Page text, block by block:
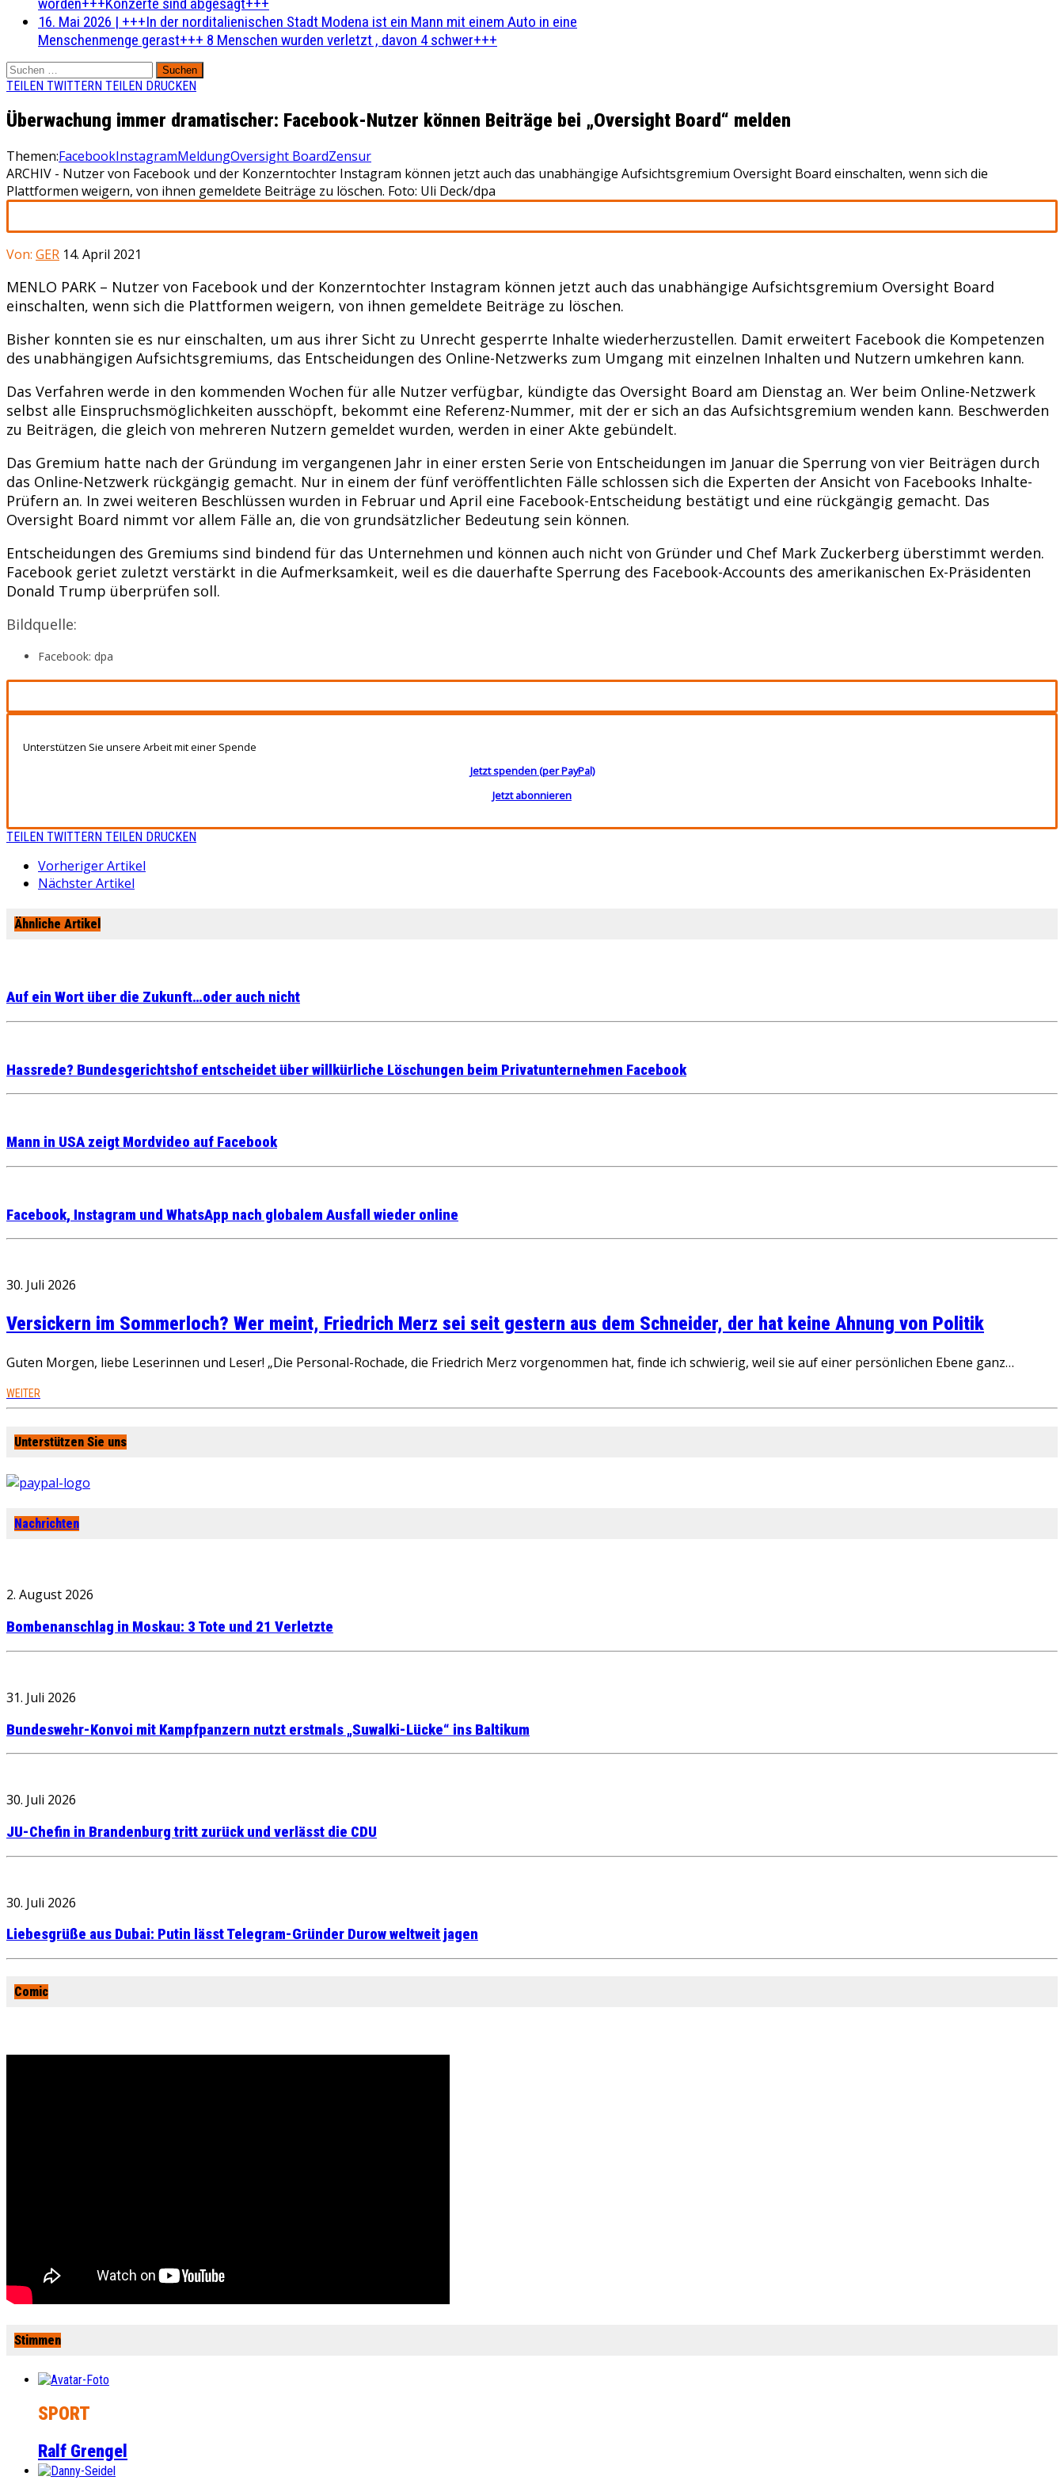
16. Mai 2026 | +++In der norditalienischen Stadt Modena ist ein Mann mit einem Auto in eine
Menschenmenge gerast+++ 8 Menschen wurden verletzt , davon 4 schwer+++
Suchen
nach:
TEILEN TWITTERN TEILEN DRUCKEN
Überwachung immer dramatischer: Facebook-Nutzer können Beiträge bei „Oversight Board“ melden
Themen:FacebookInstagramMeldungOversight BoardZensur
ARCHIV - Nutzer von Facebook und der Konzerntochter Instagram können jetzt auch das unabhängige Aufsichtsgremium Oversight Board einschalten, wenn sich die
Plattformen weigern, von ihnen gemeldete Beiträge zu löschen. Foto: Uli Deck/dpa
Von: GER 14. April 2021
MENLO PARK – Nutzer von Facebook und der Konzerntochter Instagram können jetzt auch das unabhängige Aufsichtsgremium Oversight Board
einschalten, wenn sich die Plattformen weigern, von ihnen gemeldete Beiträge zu löschen.
Bisher konnten sie es nur einschalten, um aus ihrer Sicht zu Unrecht gesperrte Inhalte wiederherzustellen. Damit erweitert Facebook die Kompetenzen
des unabhängigen Aufsichtsgremiums, das Entscheidungen des Online-Netzwerks zum Umgang mit einzelnen Inhalten und Nutzern umkehren kann.
Das Verfahren werde in den kommenden Wochen für alle Nutzer verfügbar, kündigte das Oversight Board am Dienstag an. Wer beim Online-Netzwerk
selbst alle Einspruchsmöglichkeiten ausschöpft, bekommt eine Referenz-Nummer, mit der er sich an das Aufsichtsgremium wenden kann. Beschwerden
zu Beiträgen, die gleich von mehreren Nutzern gemeldet wurden, werden in einer Akte gebündelt.
Das Gremium hatte nach der Gründung im vergangenen Jahr in einer ersten Serie von Entscheidungen im Januar die Sperrung von vier Beiträgen durch
das Online-Netzwerk rückgängig gemacht. Nur in einem der fünf veröffentlichten Fälle schlossen sich die Experten der Ansicht von Facebooks Inhalte-
Prüfern an. In zwei weiteren Beschlüssen wurden in Februar und April eine Facebook-Entscheidung bestätigt und eine rückgängig gemacht. Das
Oversight Board nimmt vor allem Fälle an, die von grundsätzlicher Bedeutung sein können.
Entscheidungen des Gremiums sind bindend für das Unternehmen und können auch nicht von Gründer und Chef Mark Zuckerberg überstimmt werden.
Facebook geriet zuletzt verstärkt in die Aufmerksamkeit, weil es die dauerhafte Sperrung des Facebook-Accounts des amerikanischen Ex-Präsidenten
Donald Trump überprüfen soll.
Bildquelle:
Facebook: dpa
Unterstützen Sie unsere Arbeit mit einer Spende
Jetzt spenden (per PayPal)
Jetzt abonnieren
TEILEN TWITTERN TEILEN DRUCKEN
Vorheriger Artikel
Nächster Artikel
Ähnliche Artikel
Auf ein Wort über die Zukunft…oder auch nicht
Hassrede? Bundesgerichtshof entscheidet über willkürliche Löschungen beim Privatunternehmen Facebook
Mann in USA zeigt Mordvideo auf Facebook
Facebook, Instagram und WhatsApp nach globalem Ausfall wieder online
30. Juli 2026
Versickern im Sommerloch? Wer meint, Friedrich Merz sei seit gestern aus dem Schneider, der hat keine Ahnung von Politik
Guten Morgen, liebe Leserinnen und Leser! „Die Personal-Rochade, die Friedrich Merz vorgenommen hat, finde ich schwierig, weil sie auf einer persönlichen Ebene ganz…
WEITER
Unterstützen Sie uns
Nachrichten
2. August 2026
Bombenanschlag in Moskau: 3 Tote und 21 Verletzte
31. Juli 2026
Bundeswehr-Konvoi mit Kampfpanzern nutzt erstmals „Suwalki-Lücke“ ins Baltikum
30. Juli 2026
JU-Chefin in Brandenburg tritt zurück und verlässt die CDU
30. Juli 2026
Liebesgrüße aus Dubai: Putin lässt Telegram-Gründer Durow weltweit jagen
Comic
Stimmen
SPORT
Ralf Grengel